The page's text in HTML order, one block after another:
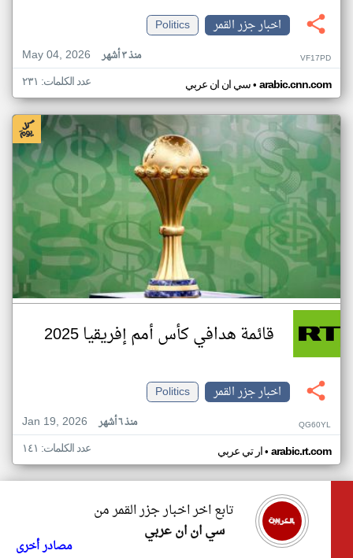
اخبار جزر القمر
Politics
May 04, 2026
منذ ٣ أشهر VF17PD
سي ان ان عربي• arabic.cnn.com عدد الكلمات: ٢٣١
قائمة هدافي كأس أمم إفريقيا 2025
اخبار جزر القمر
Politics
Jan 19, 2026
منذ ٦ أشهر QG60YL
ار تي عربي• arabic.rt.com عدد الكلمات: ١٤١
تابع اخر اخبار جزر القمر من
سي ان ان عربي
مصادر أخرى